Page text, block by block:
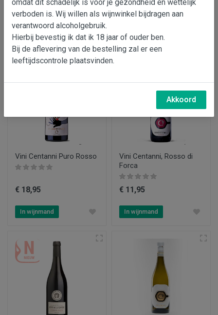
€ 204,95
In wijnmand
€ 21,95
In wijnmand
Vini Centanni Puro Rosso
€ 18,95
In wijnmand
Vini Centanni, Rosso di
Forca
€ 11,95
In wijnmand
omdat dit schadelijk is voor je gezondheid en wettelijk
verboden is. Wij willen als wijnwinkel bijdragen aan
verantwoord alcoholgebruik.
Hierbij bevestig ik dat ik 18 jaar of ouder ben.
Bij de aflevering van de bestelling zal er een
leeftijdscontrole plaatsvinden.
Akkoord